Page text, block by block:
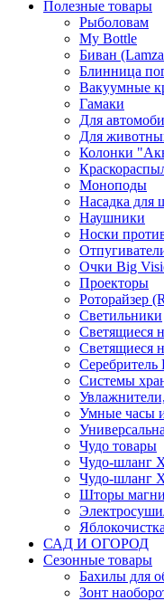
Полезные товары
Рыболовам
My Bottle
Биван
Блинница
Вакуумные
Гамаки
Для
Для
Колонки
Моноподы
Насадка для
Наушники
Носки
Очки Big
Проекторы
Роторайзер
Светильники
Светящиеся
Светящиеся
Системы
Умные часы
Чудо товары
Чудо-шланг
Чудо-шланг
Шторы
САД И ОГОРОД
Сезонные товары
Бахилы для
Зонт